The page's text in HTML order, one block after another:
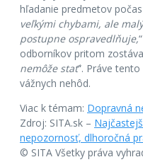
hľadanie predmetov počas
veľkými chybami, ale
postupne ospravedlňuje,
odborníkov pritom
nemôže stať“. Práve
vážnych nehôd.
Viac k témam: Dopravná
Zdroj: SITA.sk –
nepozornosť, dlhoročná
© SITA Všetky práva